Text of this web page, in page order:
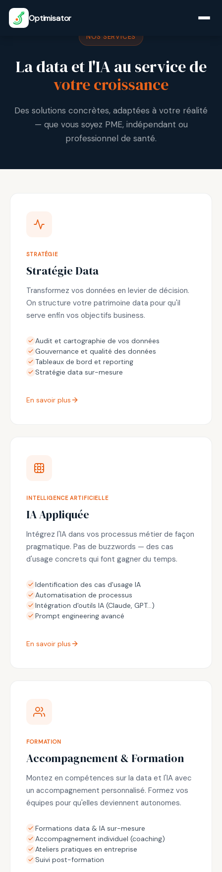
Optimisator
NOS SERVICES
La data et l'IA au service de
votre croissance
Des solutions concrètes, adaptées à votre réalité
— que vous soyez PME, indépendant ou
professionnel de santé.
STRATÉGIE
Stratégie Data
Transformez vos données en levier de décision.
On structure votre patrimoine data pour qu'il
serve enfin vos objectifs business.
Audit et cartographie de vos données
Gouvernance et qualité des données
Tableaux de bord et reporting
Stratégie data sur-mesure
En savoir plus
INTELLIGENCE ARTIFICIELLE
IA Appliquée
Intégrez l'IA dans vos processus métier de façon
pragmatique. Pas de buzzwords — des cas
d'usage concrets qui font gagner du temps.
Identification des cas d'usage IA
Automatisation de processus
Intégration d'outils IA (Claude, GPT…)
Prompt engineering avancé
En savoir plus
FORMATION
Accompagnement & Formation
Montez en compétences sur la data et l'IA avec
un accompagnement personnalisé. Formez vos
équipes pour qu'elles deviennent autonomes.
Formations data & IA sur-mesure
Accompagnement individuel (coaching)
Ateliers pratiques en entreprise
Suivi post-formation